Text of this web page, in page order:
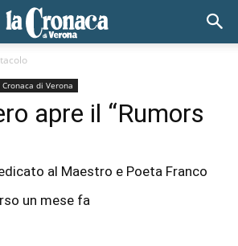
Cronaca di Verona
apre il “Rumors
al Maestro e Poeta Franco
un mese fa